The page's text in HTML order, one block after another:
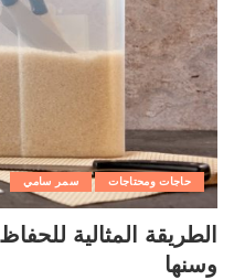
حاجات ومحتاجات سمر سامي
الطريقة المثالية
وسنها